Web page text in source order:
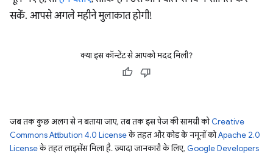
सकें. आपसे अगले महीने मुलाकात होगी!
क्या इस कॉन्टेंट से आपको मदद मिली?
जब तक कुछ अलग से न बताया जाए, तब तक इस पेज की सामग्री कोCreative
Commons Attribution 4.0 Licenseके तहत और कोड के नमूनों कोApache 2.0
Licenseके तहत लाइसेंस मिला है. ज़्यादा जानकारी के लिए, Google Developers